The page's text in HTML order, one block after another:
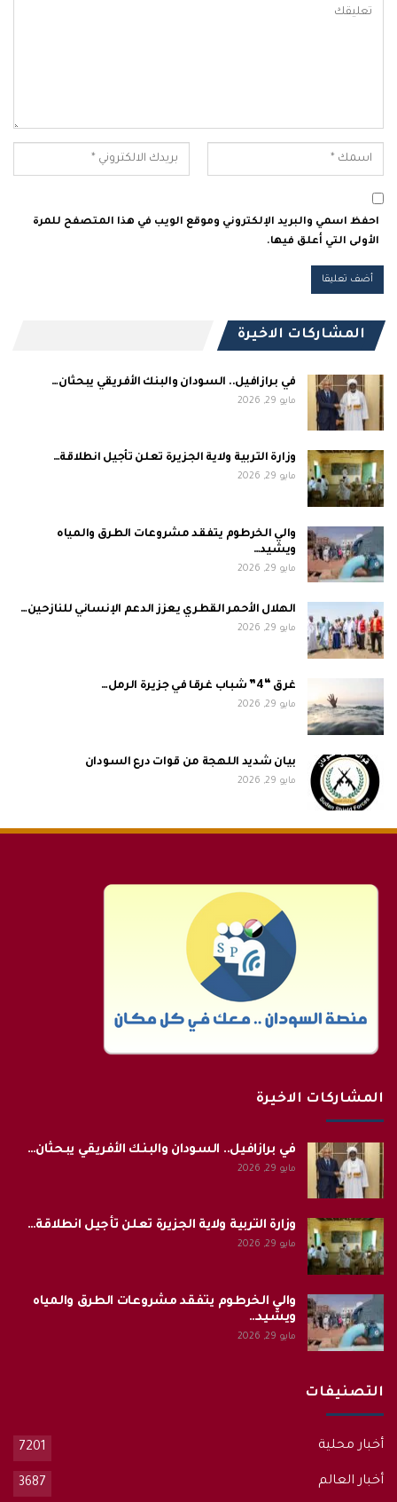
احفظ اسمي والبريد الإلكتروني وموقع الويب في هذا المتصفح للمرة
الأولى التي أعلق فيها.
المشاركات الاخيرة
في برازافيل.. السودان والبنك الأفريقي يبحثان…
مايو 29, 2026
وزارة التربية ولاية الجزيرة تعلن تأجيل انطلاقة…
مايو 29, 2026
والي الخرطوم يتفقد مشروعات الطرق والمياه
ويشيد…
مايو 29, 2026
الهلال الأحمر القطري يعزز الدعم الإنساني للنازحين…
مايو 29, 2026
غرق “4” شباب غرقا في جزيرة الرمل…
مايو 29, 2026
بيان شديد اللهجة من قوات درع السودان
مايو 29, 2026
المشاركات الاخيرة
في برازافيل.. السودان والبنك الأفريقي يبحثان…
مايو 29, 2026
وزارة التربية ولاية الجزيرة تعلن تأجيل انطلاقة…
مايو 29, 2026
والي الخرطوم يتفقد مشروعات الطرق والمياه
ويشيد…
مايو 29, 2026
التصنيفات
أخبار محلية 7201
أخبار العالم 3687